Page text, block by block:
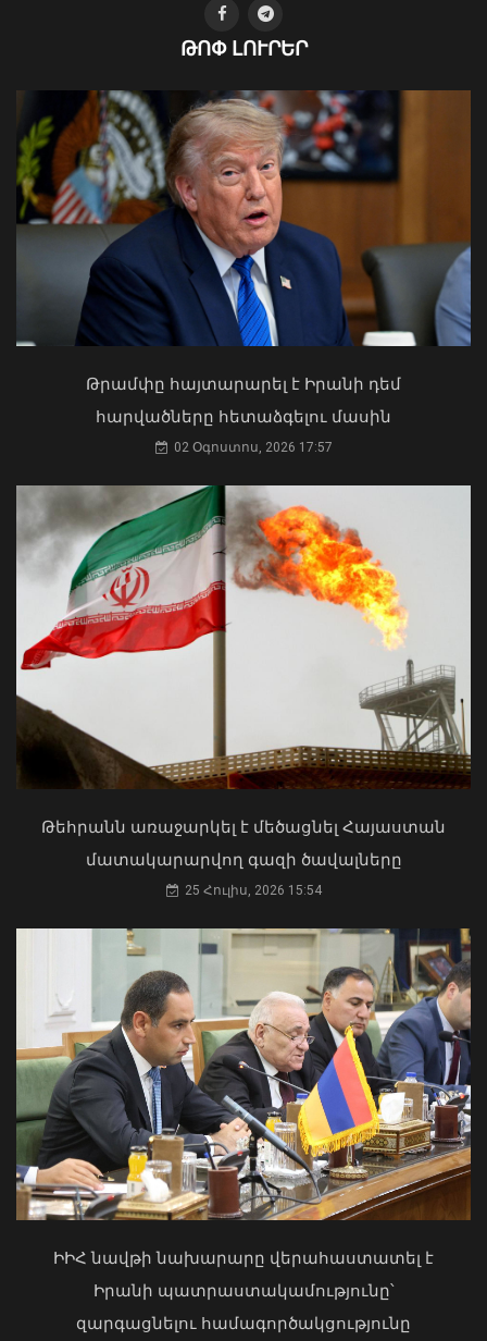
ուսանողների համար
ներհամայնքային տրանսպորտը
կդառնա անվճար
07 Օգոստոս, 2026 15:56
Գայի պողոտայում բախվել են Hongqi-ն
և «Կիա»-ն. վերջինիս վարորդը
մահացել է
07 Օգոստոս, 2026 15:45
Սուր աղիքային վարակ նախնական
ախտորոշմամբ ԲԿ է տեղափոխվել
երեք անձ. ՍԱՏՄ-ն վերահսկողություն
է սկսել «Բամբու» բար-ռեստորանում
07 Օգոստոս, 2026 15:40
Ի՞նչ ուղերձ էր ոտքի չկանգնելը.
Աղաջանյանը` ընդդիմությանը
Մկրտության արարողությունից հետո
Արտաշատում 14 մարդ թունավորման
ախտանիշներով դիմել է ԲԿ. ՀՎԿԱԿ
02 Օգոստոս, 2026 15:06
Առանց մարդու միջամտության
կոտրում են Telegram, WhatsApp․
մեդիափորձագետ (տեսանյութ)
04 Օգոստոս, 2026 23:34
ԹՈՓ ԼՈՒՐԵՐ
Թրամփը հայտարարել է Իրանի դեմ
հարվածները հետաձգելու մասին
02 Օգոստոս, 2026 17:57
Թեհրանն առաջարկել է մեծացնել Հայաստան
մատակարարվող գազի ծավալները
25 Հուլիս, 2026 15:54
ԻԻՀ նավթի նախարարը վերահաստատել է
Իրանի պատրաստակամությունը՝
զարգացնելու համագործակցությունը